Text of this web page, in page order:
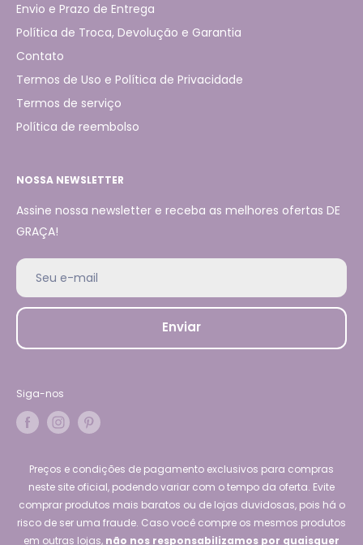
Envio e Prazo de Entrega
Política de Troca, Devolução e Garantia
Contato
Termos de Uso e Política de Privacidade
Termos de serviço
Política de reembolso
NOSSA NEWSLETTER
Assine nossa newsletter e receba as melhores ofertas DE
GRAÇA!
Seu e-mail
Enviar
Siga-nos
Preços e condições de pagamento exclusivos para compras
neste site oficial, podendo variar com o tempo da oferta. Evite
comprar produtos mais baratos ou de lojas duvidosas, pois há o
risco de ser uma fraude. Caso você compre os mesmos produtos
em outras lojas, não nos responsabilizamos por quaisquer